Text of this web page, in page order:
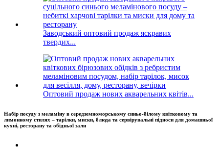
Заводський оптовий продаж яскравих
твердих...
Оптовий продаж нових акварельних квітів...
Набір посуду з меламіну в середземноморському синьо-білому квітковому та
лимонному стилях – тарілки, миски, блюда та сервірувальні підноси для домашньої
кухні, ресторану та обідньої зали